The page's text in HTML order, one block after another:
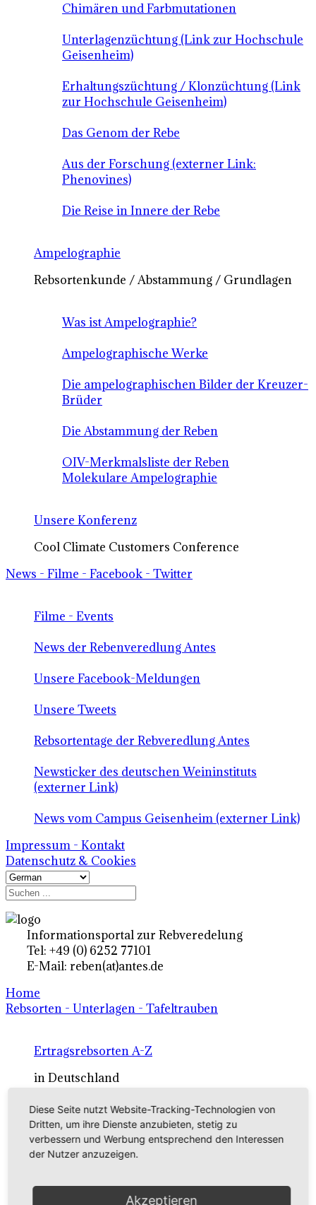
Chimären und Farbmutationen
Unterlagenzüchtung (Link zur Hochschule
Geisenheim)
Erhaltungszüchtung / Klonzüchtung (Link
zur Hochschule Geisenheim)
Das Genom der Rebe
Aus der Forschung (externer Link:
Phenovines)
Die Reise in Innere der Rebe
Ampelographie
Rebsortenkunde / Abstammung / Grundlagen
Was ist Ampelographie?
Ampelographische Werke
Die ampelographischen Bilder der Kreuzer-
Brüder
Die Abstammung der Reben
OIV-Merkmalsliste der Reben
Molekulare Ampelographie
Unsere Konferenz
Cool Climate Customers Conference
News - Filme - Facebook - Twitter
Filme - Events
News der Rebenveredlung Antes
Unsere Facebook-Meldungen
Unsere Tweets
Rebsortentage der Rebveredlung Antes
Newsticker des deutschen Weininstituts
(externer Link)
News vom Campus Geisenheim (externer Link)
Impressum - Kontakt
Datenschutz & Cookies
Informationsportal zur Rebveredelung
Tel: +49 (0) 6252 77101
E-Mail: reben(at)antes.de
Home
Rebsorten - Unterlagen - Tafeltrauben
Ertragsrebsorten A-Z
in Deutschland
Rebsorten international
externe Links
Tafeltraubensorten
Diese Seite nutzt Website-Tracking-Technologien von
Dritten, um ihre Dienste anzubieten, stetig zu
verbessern und Werbung entsprechend den Interessen
der Nutzer anzuzeigen.
Akzeptieren